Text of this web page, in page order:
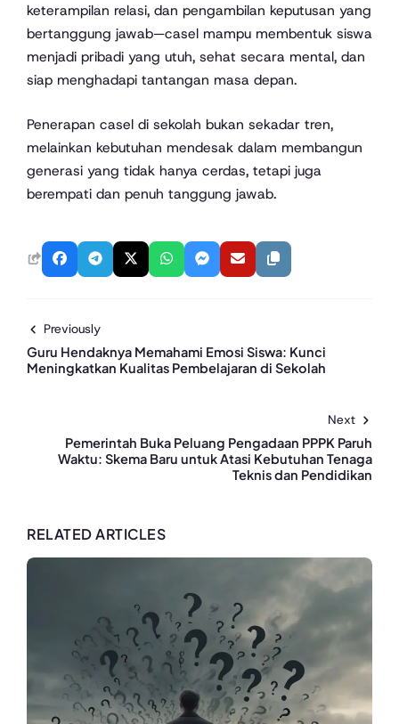
keterampilan relasi, dan pengambilan keputusan yang
bertanggung jawab—casel mampu membentuk siswa
menjadi pribadi yang utuh, sehat secara mental, dan
siap menghadapi tantangan masa depan.
Penerapan casel di sekolah bukan sekadar tren,
melainkan kebutuhan mendesak dalam membangun
generasi yang tidak hanya cerdas, tetapi juga
berempati dan penuh tanggung jawab.
Previously
Guru Hendaknya Memahami Emosi Siswa: Kunci
Meningkatkan Kualitas Pembelajaran di Sekolah
Next
Pemerintah Buka Peluang Pengadaan PPPK Paruh
Waktu: Skema Baru untuk Atasi Kebutuhan Tenaga
Teknis dan Pendidikan
RELATED ARTICLES